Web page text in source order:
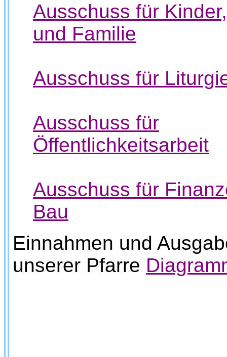
Ausschuss für
und Familie
Ausschuss für
Ausschuss für
Öffentlichkeitsarbeit
Ausschuss für
Bau
Einnahmen und
unserer Pfarre